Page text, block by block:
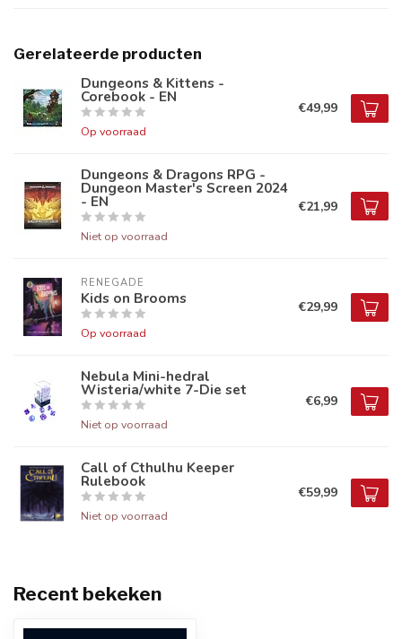
Gerelateerde producten
Dungeons & Kittens -
Corebook - EN
Op voorraad
€49,99
Dungeons & Dragons RPG -
Dungeon Master's Screen 2024
- EN
Niet op voorraad
€21,99
RENEGADE
Kids on Brooms
Op voorraad
€29,99
Nebula Mini-hedral
Wisteria/white 7-Die set
Niet op voorraad
€6,99
Call of Cthulhu Keeper
Rulebook
Niet op voorraad
€59,99
Recent bekeken